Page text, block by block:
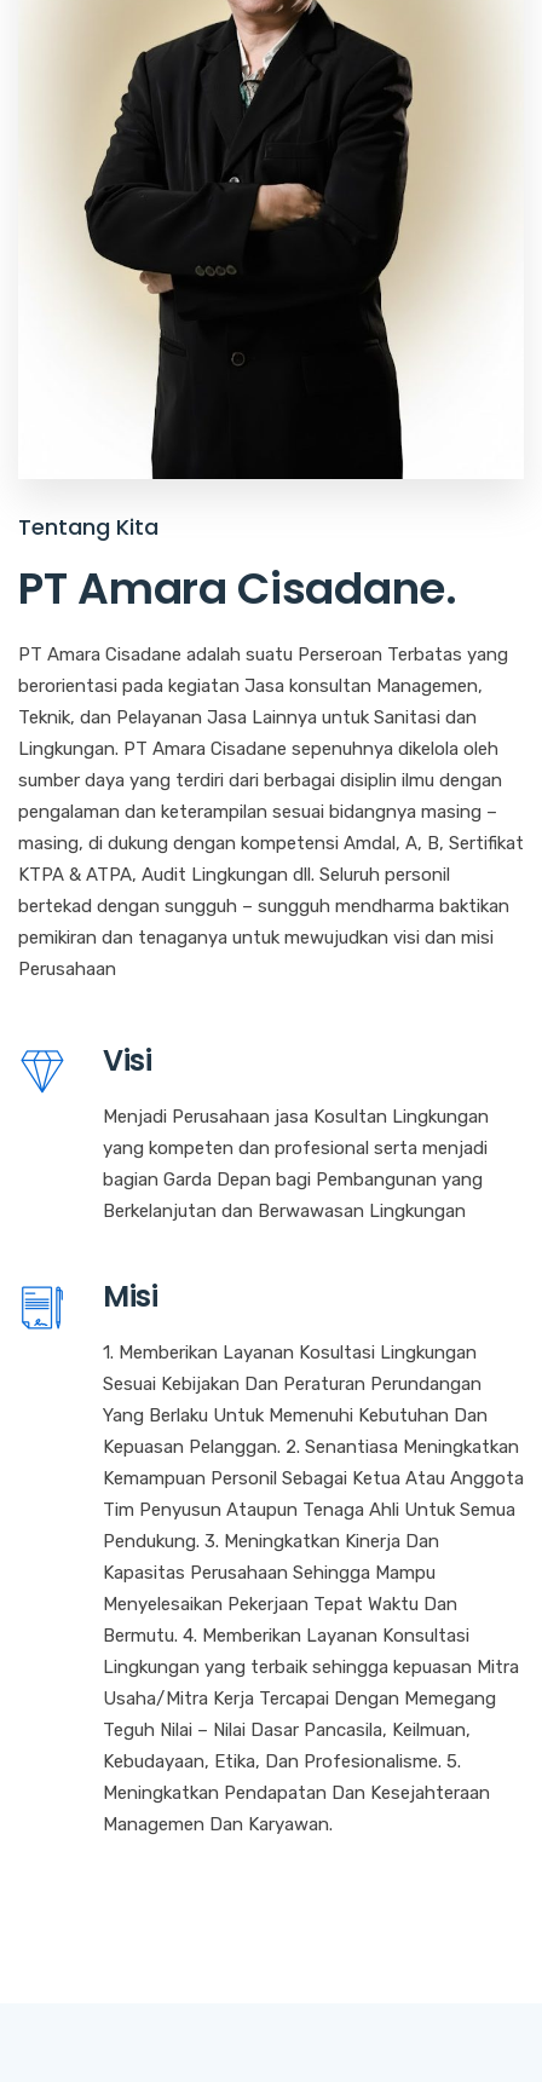
Tentang Kita
PT Amara Cisadane.
PT Amara Cisadane adalah suatu Perseroan Terbatas yang
berorientasi pada kegiatan Jasa konsultan Managemen,
Teknik, dan Pelayanan Jasa Lainnya untuk Sanitasi dan
Lingkungan. PT Amara Cisadane sepenuhnya dikelola oleh
sumber daya yang terdiri dari berbagai disiplin ilmu dengan
pengalaman dan keterampilan sesuai bidangnya masing –
masing, di dukung dengan kompetensi Amdal, A, B, Sertifikat
KTPA & ATPA, Audit Lingkungan dll. Seluruh personil
bertekad dengan sungguh – sungguh mendharma baktikan
pemikiran dan tenaganya untuk mewujudkan visi dan misi
Perusahaan
Visi
Menjadi Perusahaan jasa Kosultan Lingkungan
yang kompeten dan profesional serta menjadi
bagian Garda Depan bagi Pembangunan yang
Berkelanjutan dan Berwawasan Lingkungan
Misi
1. Memberikan Layanan Kosultasi Lingkungan
Sesuai Kebijakan Dan Peraturan Perundangan
Yang Berlaku Untuk Memenuhi Kebutuhan Dan
Kepuasan Pelanggan. 2. Senantiasa Meningkatkan
Kemampuan Personil Sebagai Ketua Atau Anggota
Tim Penyusun Ataupun Tenaga Ahli Untuk Semua
Pendukung. 3. Meningkatkan Kinerja Dan
Kapasitas Perusahaan Sehingga Mampu
Menyelesaikan Pekerjaan Tepat Waktu Dan
Bermutu. 4. Memberikan Layanan Konsultasi
Lingkungan yang terbaik sehingga kepuasan Mitra
Usaha/Mitra Kerja Tercapai Dengan Memegang
Teguh Nilai – Nilai Dasar Pancasila, Keilmuan,
Kebudayaan, Etika, Dan Profesionalisme. 5.
Meningkatkan Pendapatan Dan Kesejahteraan
Managemen Dan Karyawan.